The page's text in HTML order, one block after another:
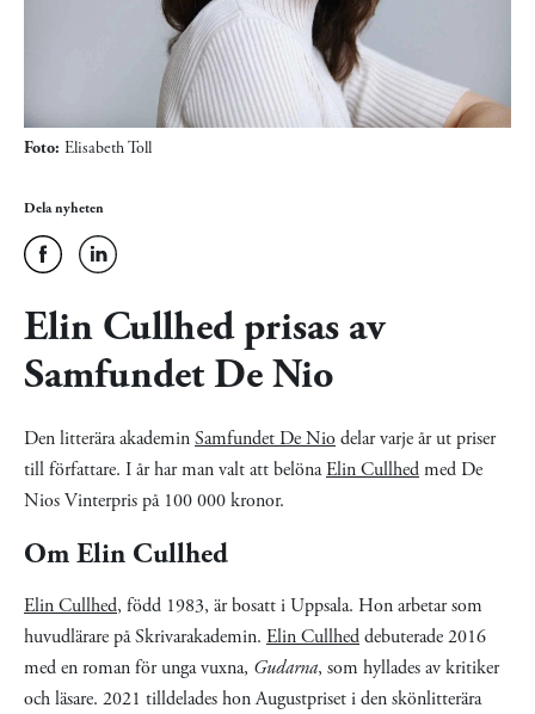
Foto: Elisabeth Toll
Dela nyheten
Elin Cullhed prisas av
Samfundet De Nio
Den litterära akademinSamfundet De Niodelar varje år ut priser
till författare. I år har man valt att belönaElin Cullhedmed De
Nios Vinterpris på 100 000 kronor.
Om Elin Cullhed
Elin Cullhed, född 1983, är bosatt i Uppsala. Hon arbetar som
huvudlärare på Skrivarakademin. Elin Cullheddebuterade 2016
med en roman för unga vuxna, Gudarna, som hyllades av kritiker
och läsare. 2021 tilldelades hon Augustpriset i den skönlitterära